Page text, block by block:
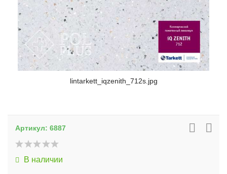
lintarkett_iqzenith_712s.jpg
Артикул: 6887
В наличии